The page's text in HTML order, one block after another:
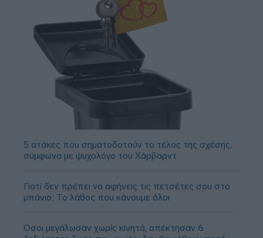
5 ατάκες που σηματοδοτούν το τέλος της σχέσης,
σύμφωνα με ψυχολόγο του Χάρβαρντ
Γιατί δεν πρέπει να αφήνεις τις πετσέτες σου στο
μπάνιο; Το λάθος που κάνουμε όλοι
Όσοι μεγάλωσαν χωρίς κινητά, απέκτησαν 6